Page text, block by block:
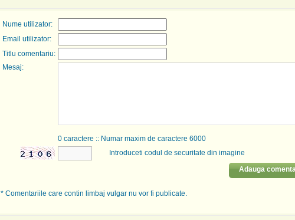
Nume utilizator:
Email utilizator:
Titlu comentariu:
Mesaj:
0caractere :: Numar maxim de caractere 6000
Introduceti codul de securitate din imagine
Adauga
* Comentariile care contin limbaj vulgar nu vor fi publicate.